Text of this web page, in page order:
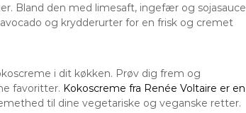
Bland den med limesaft, ingefær og sojasauce
og krydderurter for en frisk og cremet
i dit køkken. Prøv dig frem og
favoritter. Kokoscreme fra Renée Voltaire er en
til dine vegetariske og veganske retter.